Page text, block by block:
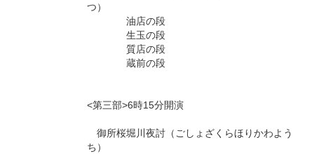
つ）
油店の段
生玉の段
質店の段
蔵前の段
<第三部>6時15分開演
御所桜堀川夜討（ごしょざくらほりかわよう
ち）